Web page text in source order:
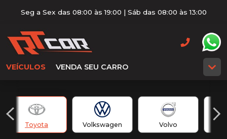
Seg a Sex das 08:00 às 19:00 | Sáb das 08:00 às 13:00
VEÍCULOS VENDA SEU CARRO
Toyota Volkswagen Volvo